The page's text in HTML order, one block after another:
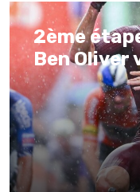
2ème
Ben Oliver